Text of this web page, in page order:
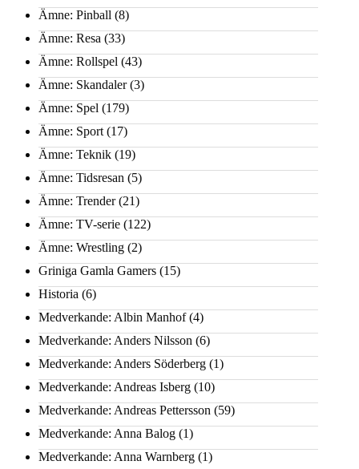
Ämne: Pinball (8)
Ämne: Resa (33)
Ämne: Rollspel (43)
Ämne: Skandaler(3)
Ämne: Spel (179)
Ämne: Sport (17)
Ämne: Teknik (19)
Ämne: Tidsresan (5)
Ämne: Trender(21)
Ämne: TV-serie (122)
Ämne: Wrestling (2)
Griniga Gamla Gamers (15)
Historia (6)
Medverkande: Albin Manhof(4)
Medverkande: Anders Nilsson (6)
Medverkande: Anders Söderberg (1)
Medverkande: Andreas Isberg (10)
Medverkande: Andreas Pettersson (59)
Medverkande: Anna Balog (1)
Medverkande: Anna Warnberg (1)